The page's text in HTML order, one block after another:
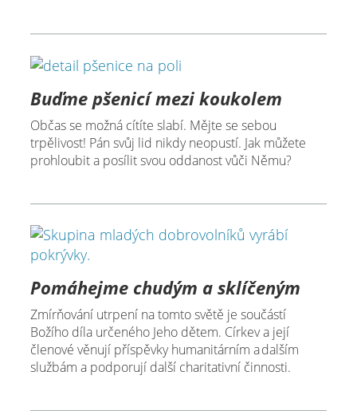
Buďme pšenicí mezi koukolem
Občas se možná cítíte slabí. Mějte se sebou
trpělivost! Pán svůj lid nikdy neopustí. Jak můžete
prohloubit a posílit svou oddanost vůči Němu?
Pomáhejme chudým a sklíčeným
Zmírňování utrpení na tomto světě je součástí
Božího díla určeného Jeho dětem. Církev a její
členové věnují příspěvky humanitárním a dalším
službám a podporují další charitativní činnosti.